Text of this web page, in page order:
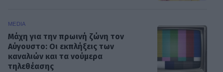
MEDIA
Μάχη για την πρωινή ζώνη τον
Αύγουστο: Οι εκπλήξεις των
καναλιών και τα νούμερα
τηλεθέασης